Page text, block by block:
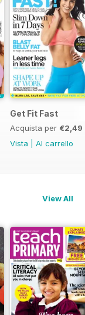
Get Fit Fast
Acquista per €2,49
Vista
Al carrello
View All